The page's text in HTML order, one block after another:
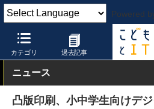
Powered
カテゴリ 過去記事
こどもとIT 製品・サービス
ニュース
凸版印刷、小中学生向けデ